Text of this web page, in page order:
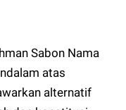
Sabon Nama
atas
alternatif